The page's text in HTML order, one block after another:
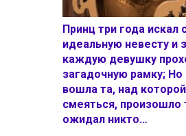
Принц три года искал
идеальную невесту и
каждую девушку
загадочную рамку; Но
вошла та, над
смеяться, произошло
ожидал никто…